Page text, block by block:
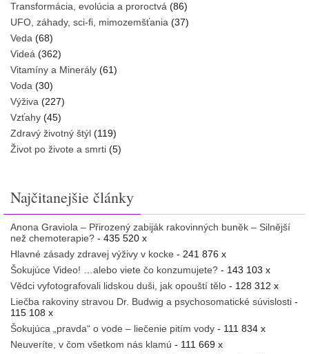
Transformácia, evolúcia a proroctvá (86)
UFO, záhady, sci-fi, mimozemšťania (37)
Veda (68)
Videá (362)
Vitamíny a Minerály (61)
Voda (30)
Výživa (227)
Vzťahy (45)
Zdravý životný štýl (119)
Život po živote a smrti (5)
Najčitanejšie články
Anona Graviola – Přirozený zabiják rakovinných buněk – Silnější
než chemoterapie? - 435 520 x
Hlavné zásady zdravej výživy v kocke - 241 876 x
Šokujúce Video! …alebo viete čo konzumujete? - 143 103 x
Vědci vyfotografovali lidskou duši, jak opouští tělo - 128 312 x
Liečba rakoviny stravou Dr. Budwig a psychosomatické súvislosti -
115 108 x
Šokujúca „pravda“ o vode – liečenie pitím vody - 111 834 x
Neuveríte, v čom všetkom nás klamú - 111 669 x